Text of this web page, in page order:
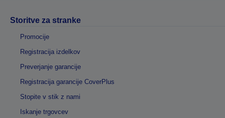
Storitve za stranke
Promocije
Registracija izdelkov
Preverjanje garancije
Registracija garancije CoverPlus
Stopite v stik z nami
Iskanje trgovcev